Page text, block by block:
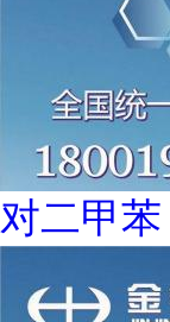
对二甲苯